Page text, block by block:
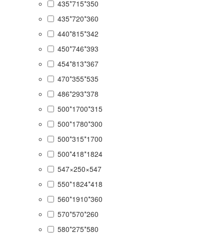
435*715*350
435*720*360
440*815*342
450*746*393
454*813*367
470*355*535
486*293*378
500*1700*315
500*1780*300
500*315*1700
500*418*1824
547×250×547
550*1824*418
560*1910*360
570*570*260
580*275*580